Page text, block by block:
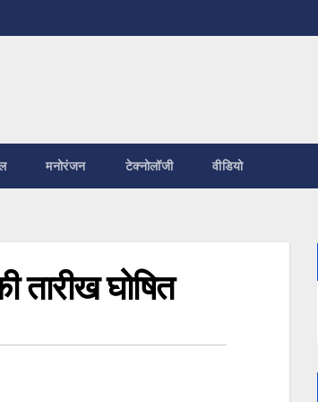
मनोरंजन टेक्नोलॉजी वीडियो
तारीख घोषित